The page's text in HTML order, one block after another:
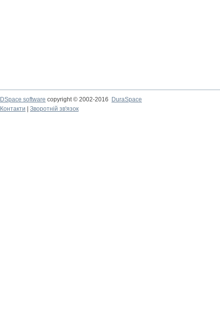
DSpace software copyright © 2002-2016
DuraSpace
Контакти
Зворотній зв'язок